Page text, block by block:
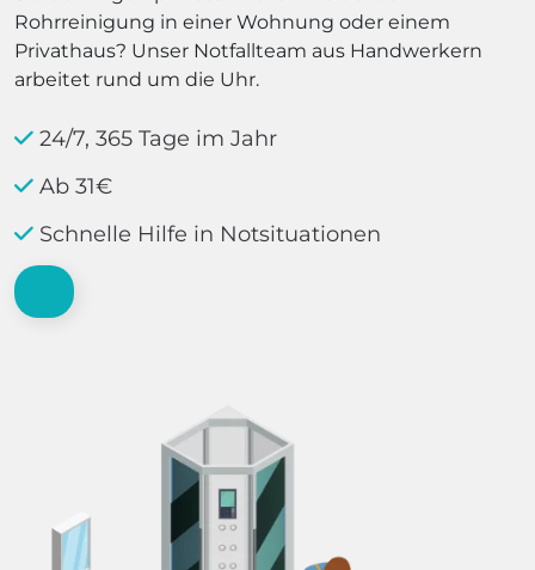
Rohrreinigung in einer Wohnung oder einem
Privathaus? Unser Notfallteam aus Handwerkern
arbeitet rund um die Uhr.
24/7, 365 Tage im Jahr
Ab 31€
Schnelle Hilfe in Notsituationen